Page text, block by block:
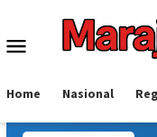
konten
Menu
Home Nasional